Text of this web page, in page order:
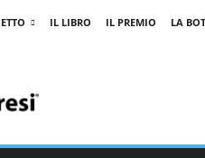
IL LIBRO IL PREMIO LA